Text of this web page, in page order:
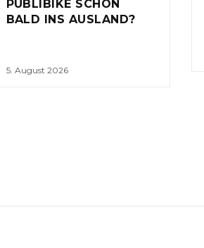
PUBLIBIKE SCHON
BALD INS AUSLAND?
5. August 2026